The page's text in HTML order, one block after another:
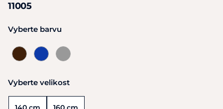
11005
Vyberte barvu
Vyberte velikost